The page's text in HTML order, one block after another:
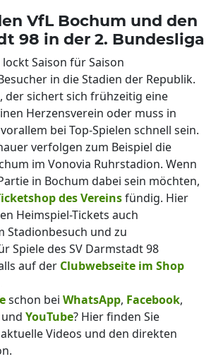
VfL Bochum und den
98 in der 2. Bundesliga
lockt Saison für Saison
in die Stadien der Republik.
der sichert sich frühzeitig eine
Herzensverein oder muss in
bei Top-Spielen schnell sein.
verfolgen zum Beispiel die
im Vonovia Ruhrstadion. Wenn
in Bochum dabei sein möchten,
des Vereinsfündig. Hier
Heimspiel-Tickets auch
Stadionbesuch und zu
Spiele des SV Darmstadt 98
auf der Clubwebseite im Shop
schon bei WhatsApp, Facebook,
und YouTube? Hier finden Sie
Videos und den direkten